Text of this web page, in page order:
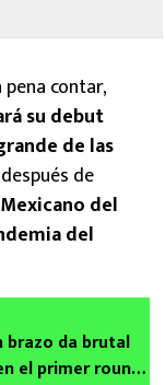
contar,
su debut
de las
de
del
del
brazo da brutal
el primer round |